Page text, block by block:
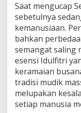
Saat mengucap
sebetulnya
kemanusiaan.
bahkan
semangat saling
esensi Idulfitri
keramaian
tradisi mudik
melupakan
setiap manusia